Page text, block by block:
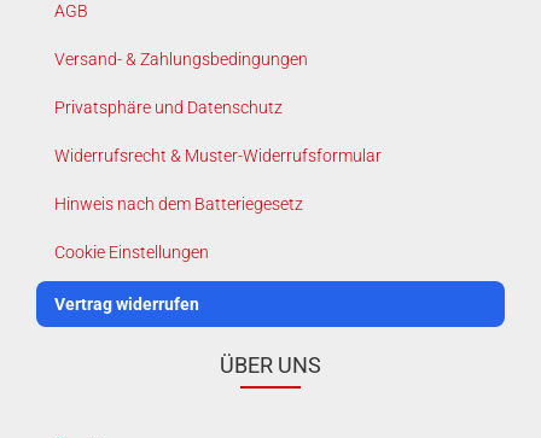
AGB
Versand- & Zahlungsbedingungen
Privatsphäre und Datenschutz
Widerrufsrecht & Muster-Widerrufsformular
Hinweis nach dem Batteriegesetz
Cookie Einstellungen
Vertrag widerrufen
ÜBER UNS